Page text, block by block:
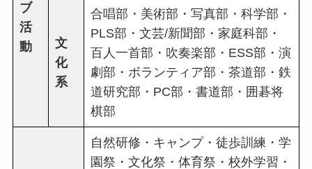
ブ
活
動
文
化
系
合唱部・美術部・写真部・科学部・
PLS部・文芸/新聞部・家庭科部・
百人一首部・吹奏楽部・ESS部・演
劇部・ボランティア部・茶道部・鉄
道研究部・PC部・書道部・囲碁将
棋部
自然研修・キャンプ・徒歩訓練・学
園祭・文化祭・体育祭・校外学習・